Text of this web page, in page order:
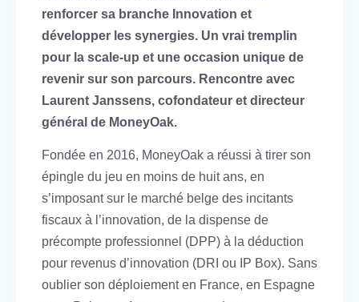
renforcer sa branche Innovation et
développer les synergies. Un vrai tremplin
pour la scale-up et une occasion unique de
revenir sur son parcours. Rencontre avec
Laurent Janssens, cofondateur et directeur
général de MoneyOak.
Fondée en 2016, MoneyOak a réussi à tirer son
épingle du jeu en moins de huit ans, en
s’imposant sur le marché belge des incitants
fiscaux à l’innovation, de la dispense de
précompte professionnel (DPP) à la déduction
pour revenus d’innovation (DRI ou IP Box). Sans
oublier son déploiement en France, en Espagne